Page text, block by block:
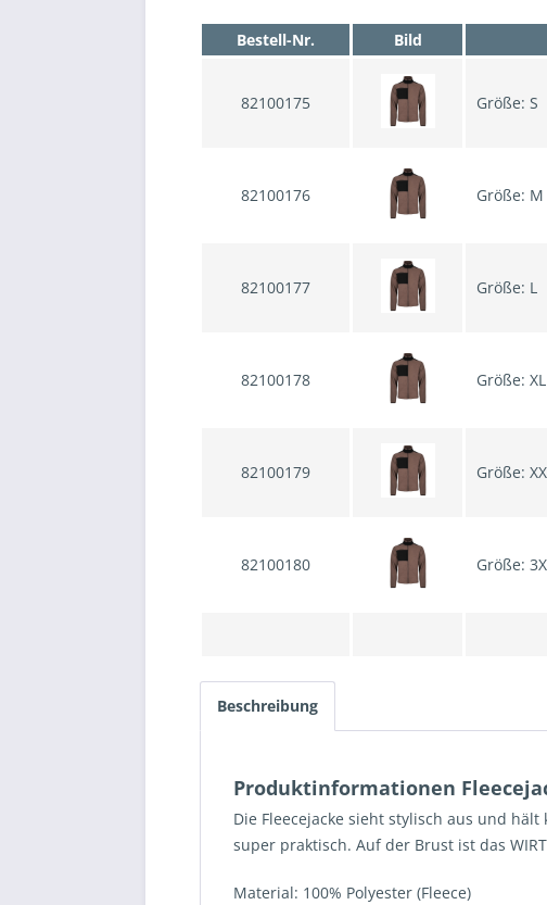
Bestell-Nr. Bild
82100175 Größe: S
82100176 Größe: M
82100177 Größe: L
82100178 Größe: XL
82100179 Größe:
82100180 Größe:
Beschreibung
Produktinformationen
Die Fleecejacke sieht stylisch aus und
super praktisch. Auf der Brust ist das
Material: 100% Polyester (Fleece)